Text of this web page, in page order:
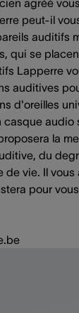
agréé
peut-il
auditifs
qui se
Lapperre
auditives
d'oreilles
audio
la
du
vie. Il vous
pour